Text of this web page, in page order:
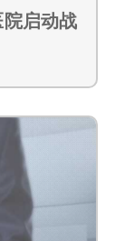
启动战